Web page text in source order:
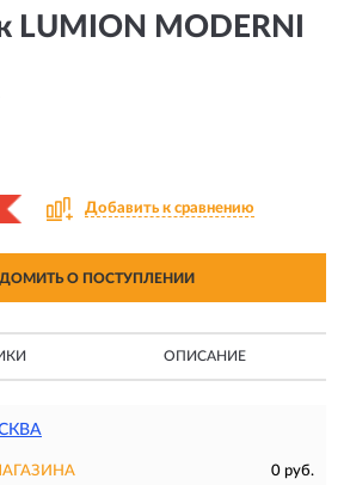
LUMION MODERNI
Добавить к сравнению
О ПОСТУПЛЕНИИ
ОПИСАНИЕ
0 руб.